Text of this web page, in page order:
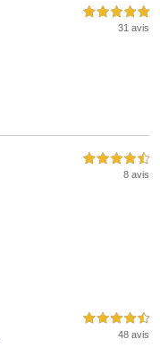
5,0 étoiles sur 5
31 avis
4,5 étoiles sur 5
8 avis
4,5 étoiles sur 5
48 avis